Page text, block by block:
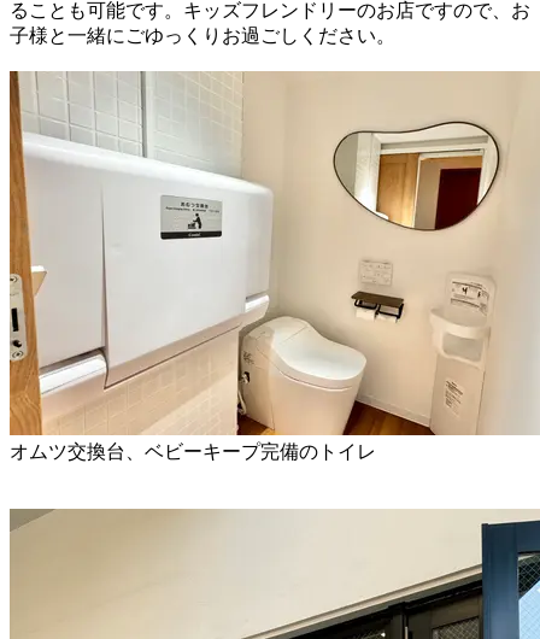
ることも可能です。キッズフレンドリーのお店ですので、お
子様と一緒にごゆっくりお過ごしください。
オムツ交換台、ベビーキープ完備のトイレ